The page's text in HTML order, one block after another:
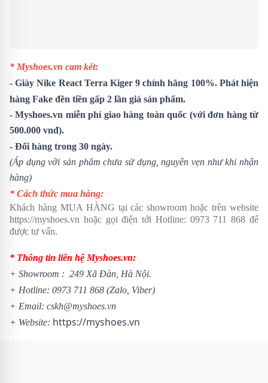
* Myshoes.vn cam kết:
- Giày Nike React Terra Kiger 9 chính hãng 100%. Phát hiện
hàng Fake đền tiền gấp 2 lần giá sản phẩm.
- Myshoes.vn miễn phí giao hàng toàn quốc (với đơn hàng từ
500.000 vnđ).
- Đổi hàng trong 30 ngày.
(Áp dụng với sản phẩm chưa sử dụng, nguyên vẹn như khi nhận
hàng)
* Cách thức mua hàng:
Khách hàng MUA HÀNG tại các showroom hoặc trên website
https://myshoes.vn hoặc gọi điện tới Hotline: 0973 711 868 để
được tư vấn.
* Thông tin liên hệ Myshoes.vn:
+ Showroom : 249 Xã Đàn, Hà Nội.
+ Hotline: 0973 711 868 (Zalo, Viber)
+ Email: cskh@myshoes.vn
+ Website: https://myshoes.vn